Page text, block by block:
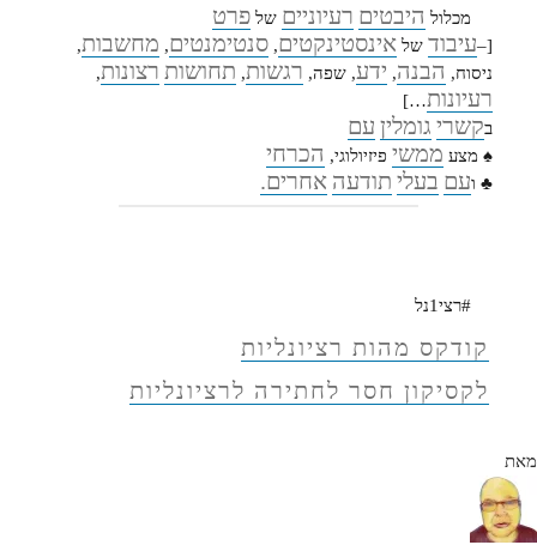
מכלול היבטים רעיוניים שלפרט
[–עיבוד שלאינסטינקטים,סנטימנטים, מחשבות,
ניסוח, הבנה, ידע, שפה, רגשות, תחושות רצונות,
רעיונות…]
בקשרי גומלין עם
♠ מצע ממשי פיזיולוגי, הכרחי
♣ ועם בעלי תודעה אחרים.
#רצי1נל
קודקס מהות רציונליות
לקסיקון חסר לחתירה לרציונליות
מאת